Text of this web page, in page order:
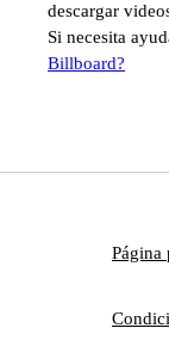
descargar
Si necesita
Billboard?
Página